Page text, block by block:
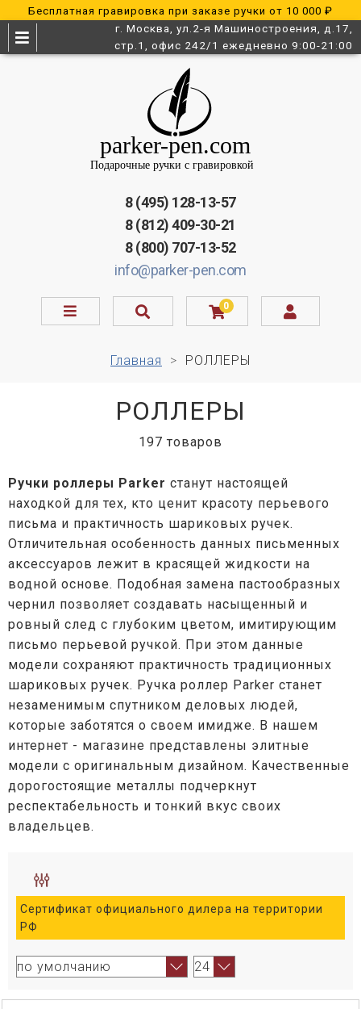
Бесплатная гравировка при заказе ручки от 10 000 ₽
г. Москва, ул.2-я Машиностроения, д.17,
стр.1, офис 242/1 ежедневно 9:00-21:00
8 (495) 128-13-57
8 (812) 409-30-21
8 (800) 707-13-52
info@parker-pen.com
0
Главная РОЛЛЕРЫ
РОЛЛЕРЫ
197 товаров
Ручки роллеры Parker станут настоящей
находкой для тех, кто ценит красоту перьевого
письма и практичность шариковых ручек.
Отличительная особенность данных письменных
аксессуаров лежит в красящей жидкости на
водной основе. Подобная замена пастообразных
чернил позволяет создавать насыщенный и
ровный след с глубоким цветом, имитирующим
письмо перьевой ручкой. При этом данные
модели сохраняют практичность традиционных
шариковых ручек. Ручка роллер Parker станет
незаменимым спутником деловых людей,
которые заботятся о своем имидже. В нашем
интернет - магазине представлены элитные
модели с оригинальным дизайном. Качественные
дорогостоящие металлы подчеркнут
респектабельность и тонкий вкус своих
владельцев.
Сертификат официального дилера на территории
РФ